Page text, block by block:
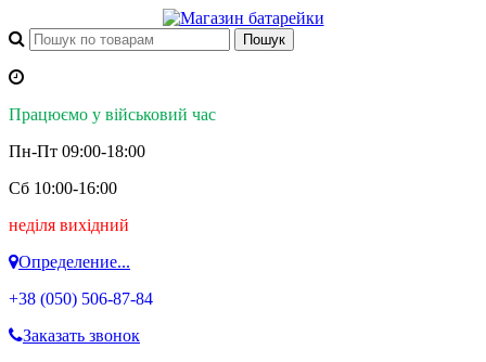
Працюємо у військовий час
Пн-Пт 09:00-18:00
Сб 10:00-16:00
неділя вихідний
Определение...
+38 (050) 506-87-84
Заказать звонок